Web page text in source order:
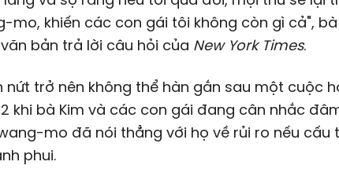
mo, khiến các con gái tôi không còn gì cả", bà
bản trả lời câu hỏi của New York Times.
nứt trở nên không thể hàn gắn sau một cuộc
khi bà Kim và các con gái đang cân nhắc
mo đã nói thẳng với họ về rủi ro nếu cấu
phui.